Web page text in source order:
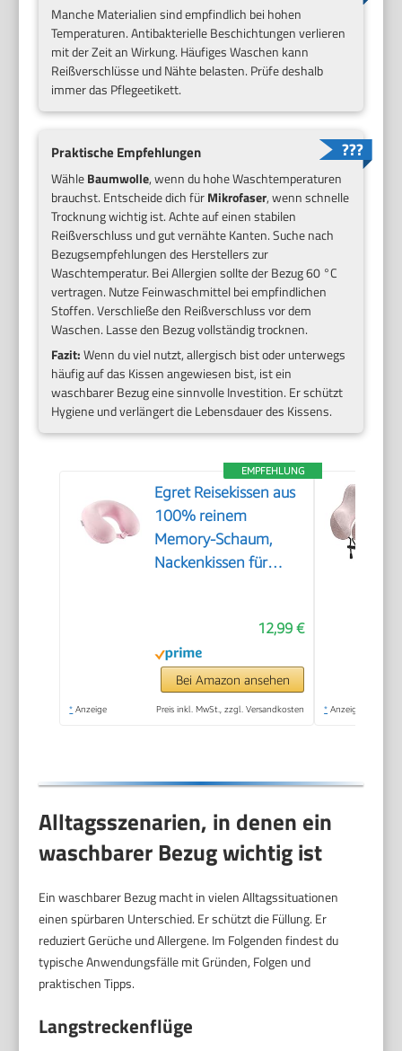
Manche Materialien sind empfindlich bei hohen
Temperaturen. Antibakterielle Beschichtungen verlieren
mit der Zeit an Wirkung. Häufiges Waschen kann
Reißverschlüsse und Nähte belasten. Prüfe deshalb
immer das Pflegeetikett.
Praktische Empfehlungen
WähleBaumwolle, wenn du hohe Waschtemperaturen
brauchst. Entscheide dich fürMikrofaser, wenn schnelle
Trocknung wichtig ist. Achte auf einen stabilen
Reißverschluss und gut vernähte Kanten. Suche nach
Bezugsempfehlungen des Herstellers zur
Waschtemperatur. Bei Allergien sollte der Bezug 60 °C
vertragen. Nutze Feinwaschmittel bei empfindlichen
Stoffen. Verschließe den Reißverschluss vor dem
Waschen. Lasse den Bezug vollständig trocknen.
Fazit:Wenn du viel nutzt, allergisch bist oder unterwegs
häufig auf das Kissen angewiesen bist, ist ein
waschbarer Bezug eine sinnvolle Investition. Er schützt
Hygiene und verlängert die Lebensdauer des Kissens.
EMPFEHLUNG
Egret Reisekissen aus
100% reinem
Memory-Schaum,
Nackenkissen für
waschbarem Bezug
(Rosa)
12,99 €
Bei Amazon ansehen
* Anzeige Preis inkl. MwSt., zzgl. Versandkosten * Anzeige
Alltagsszenarien, in denen ein
waschbarer Bezug wichtig ist
Ein waschbarer Bezug macht in vielen Alltagssituationen
einen spürbaren Unterschied. Er schützt die Füllung. Er
reduziert Gerüche und Allergene. Im Folgenden findest du
typische Anwendungsfälle mit Gründen, Folgen und
praktischen Tipps.
Langstreckenflüge